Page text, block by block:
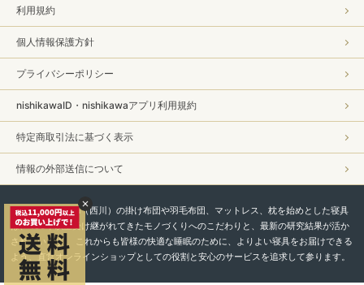
利用規約
個人情報保護方針
プライバシーポリシー
nishikawaID・nishikawaアプリ利用規約
特定商取引法に基づく表示
情報の外部送信について
私たちnishikawa（西川）の掛け布団や羽毛布団、マットレス、枕を始めとした寝具
は、450年以上受け継がれてきたモノづくりへのこだわりと、最新の研究結果が活か
されています。 これからも皆様の快適な睡眠のために、よりよい寝具をお届けできる
よう、直営オンラインショップとしての役割と安心のサービスを追求して参ります。